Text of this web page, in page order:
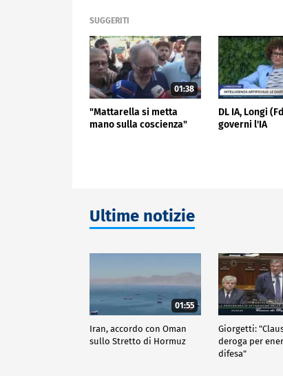
SUGGERITI
01:38
"Mattarella si metta
mano sulla coscienza"
DL IA, Longi
governi l'IA
Ultime notizie
01:55
Iran, accordo con Oman
sullo Stretto di Hormuz
Giorgetti:
deroga per
difesa"